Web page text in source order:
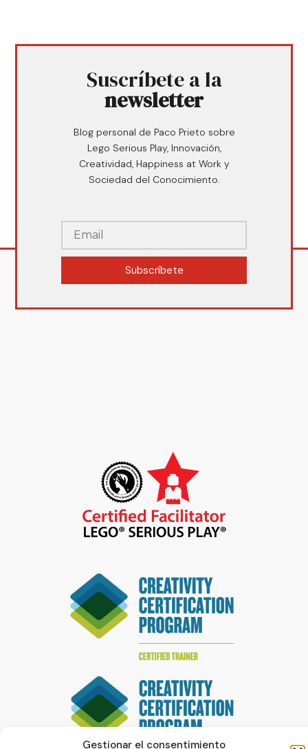
Gestionar el consentimiento
Suscríbete a la
newsletter
Blog personal de Paco Prieto sobre
Lego Serious Play, Innovación,
Creatividad, Happiness at Work y
Sociedad del Conocimiento.
Subscríbete